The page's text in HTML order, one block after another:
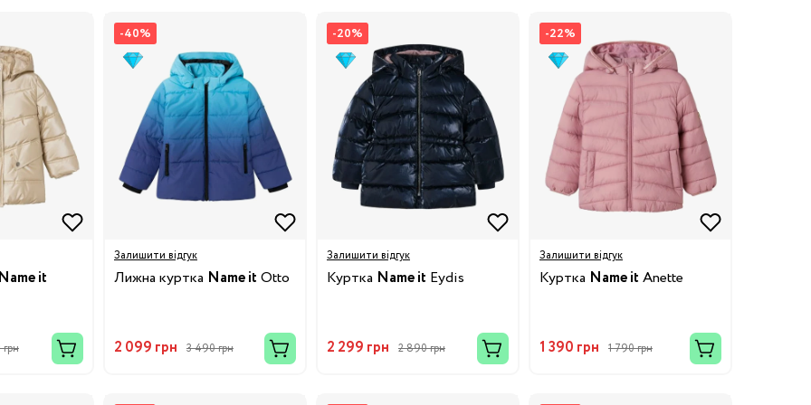
29
34
Name it
-40%
Залишити відгук
Лижна куртка Name it Otto
2 099 грн 3 490 грн
-20%
Залишити відгук
Куртка Name it Eydis
2 299 грн 2 890 грн
-22%
Залишити відгук
Куртка Name it Anette
1 390 грн 1 790 грн